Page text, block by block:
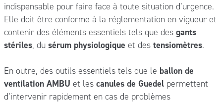
indispensable pour faire face à toute situation d’urgence.
Elle doit être conforme à la réglementation en vigueur et
contenir des éléments essentiels tels que des gants
stériles, du sérum physiologique et des tensiomètres.
En outre, des outils essentiels tels que le ballon de
ventilation AMBU et les canules de Guedelpermettent
d’intervenir rapidement en cas de problèmes